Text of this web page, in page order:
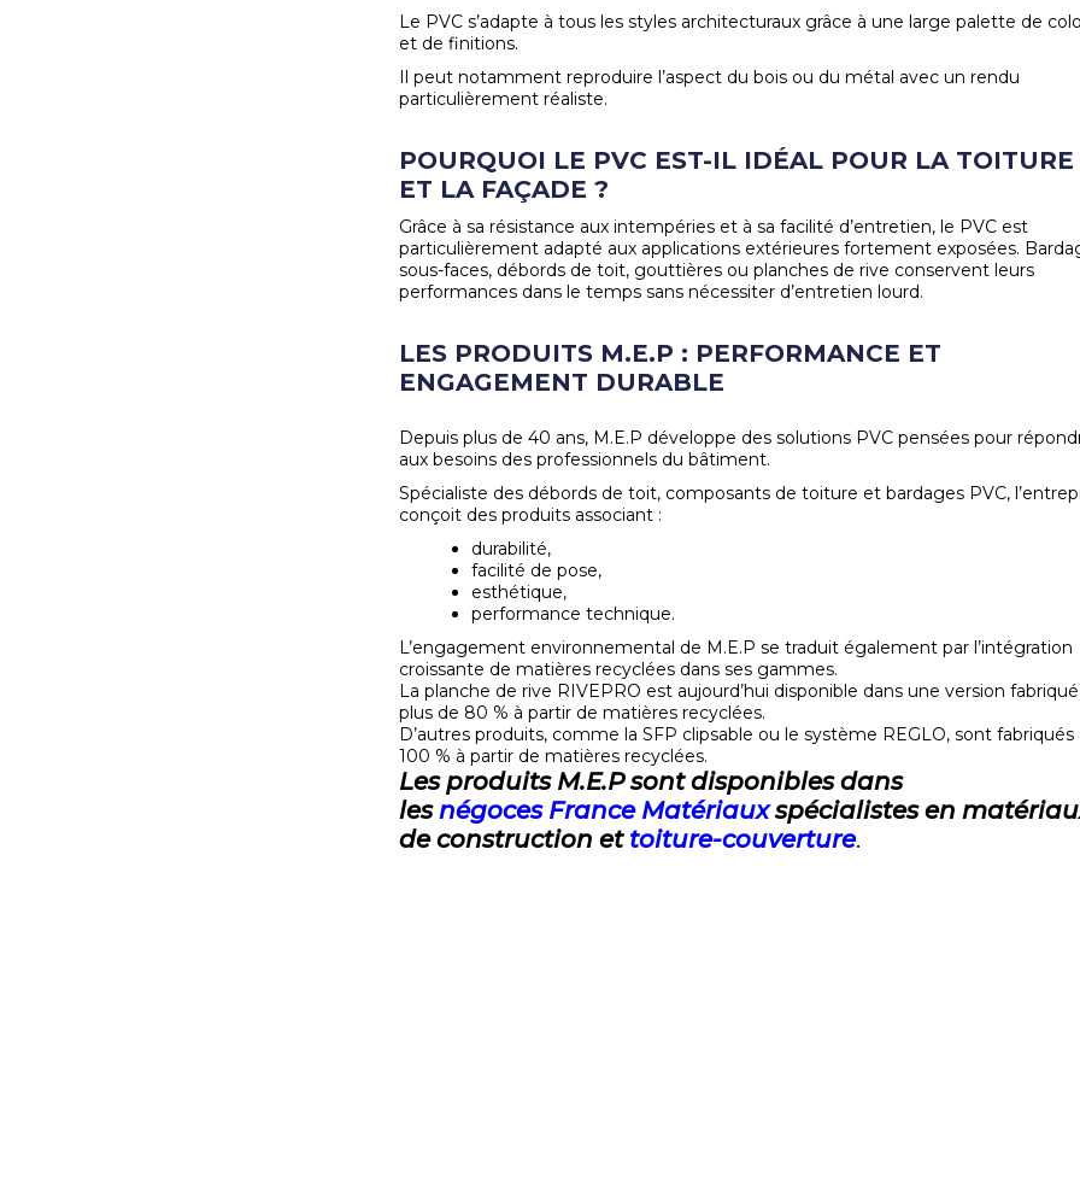
Le PVC s’adapte à tous les styles architecturaux grâce à une large palette de
et de finitions.
Il peut notamment reproduire l’aspect du bois ou du métal avec un rendu
particulièrement réaliste.
POURQUOI LE PVC EST-IL IDÉAL POUR LA TOITURE
ET LA FAÇADE ?
Grâce à sa résistance aux intempéries et à sa facilité d’entretien, le PVC est
particulièrement adapté aux applications extérieures fortement exposées.
sous-faces, débords de toit, gouttières ou planches de rive conservent leurs
performances dans le temps sans nécessiter d’entretien lourd.
LES PRODUITS M.E.P : PERFORMANCE ET
ENGAGEMENT DURABLE
Depuis plus de 40 ans, M.E.P développe des solutions PVC pensées pour
aux besoins des professionnels du bâtiment.
Spécialiste des débords de toit, composants de toiture et bardages PVC,
conçoit des produits associant :
durabilité,
facilité de pose,
esthétique,
performance technique.
L’engagement environnemental de M.E.P se traduit également par l’intégration
croissante de matières recyclées dans ses gammes.
La planche de rive RIVEPRO est aujourd’hui disponible dans une version
plus de 80 % à partir de matières recyclées.
D’autres produits, comme la SFP clipsable ou le système REGLO, sont fabriqués
100 % à partir de matières recyclées.
Les produits M.E.P sont disponibles dans
lesnégoces France Matériauxspécialistes en
de construction et toiture-couverture.